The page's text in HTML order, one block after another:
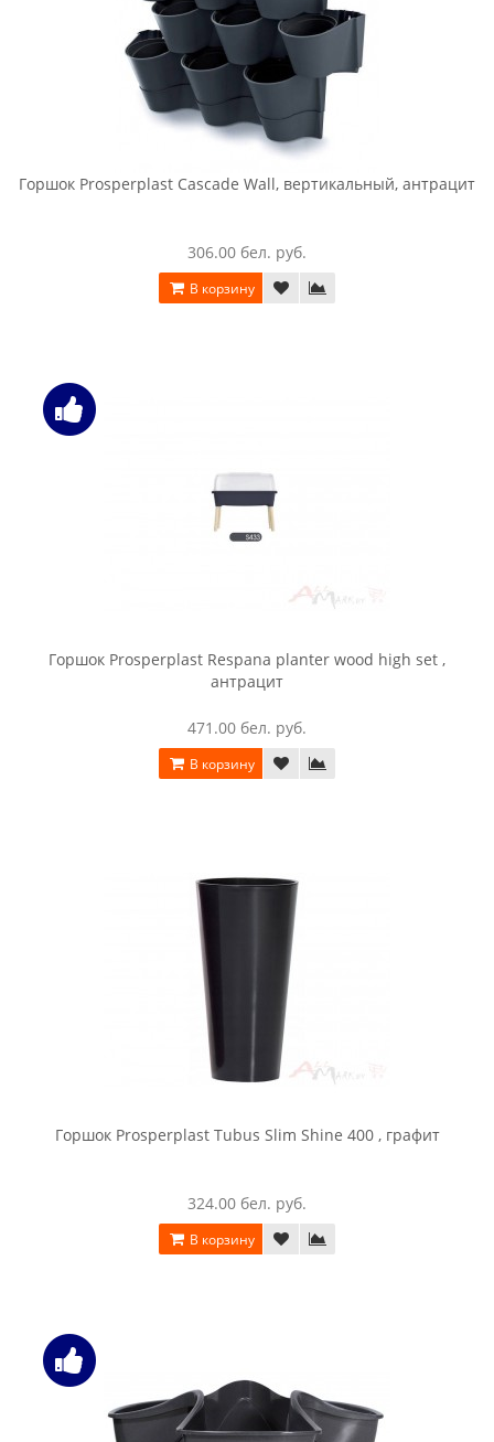
Горшок Prosperplast Cascade Wall, вертикальный, антрацит
306.00 бел. руб.
В корзину
Горшок Prosperplast Respana planter wood high set ,
антрацит
471.00 бел. руб.
В корзину
Горшок Prosperplast Tubus Slim Shine 400 , графит
324.00 бел. руб.
В корзину